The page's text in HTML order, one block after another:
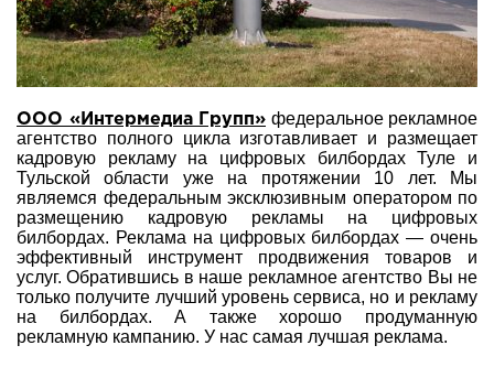
ООО «Интермедиа Групп» федеральное рекламное
агентство полного цикла изготавливает и размещает
кадровую рекламу на цифровых билбордах Туле и
Тульской области уже на протяжении 10 лет. Мы
являемся федеральным эксклюзивным оператором по
размещению кадровую рекламы на цифровых
билбордах. Реклама на цифровых билбордах — очень
эффективный инструмент продвижения товаров и
услуг. Обратившись в наше рекламное агентство Вы не
только получите лучший уровень сервиса, но и рекламу
на билбордах. А также хорошо продуманную
рекламную кампанию. У нас самая лучшая реклама.